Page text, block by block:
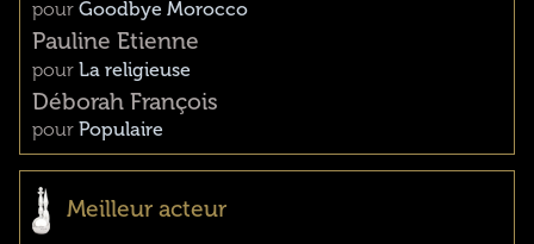
pour Goodbye Morocco
Pauline Etienne
pour La religieuse
Déborah François
pour Populaire
Meilleur acteur